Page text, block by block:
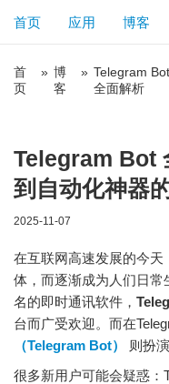
首页 应用 博客
首
页
» 博
客
» Telegram
全面解析
Telegram Bot
到自动化神器
2025-11-07
在互联网高速发展的今
体，而逐渐成为人们日
名的即时通讯软件，
台而广受欢迎。而在
（Telegram Bot）
则扮
很多新用户可能会疑惑：